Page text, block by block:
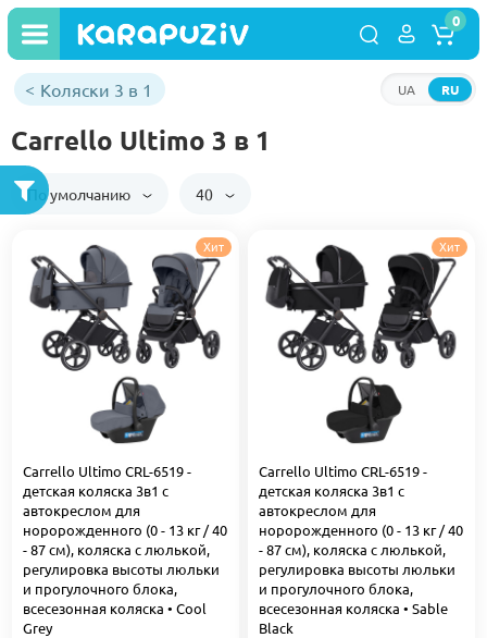
RU
UA
0
Коляски 3 в 1
Carrello Ultimo 3 в 1
По умолчанию 40
Хит
Carrello Ultimo CRL-6519 -
детская коляска 3в1 с
автокреслом для
норорожденного (0 - 13 кг / 40
- 87 см), коляска с люлькой,
регулировка высоты люльки
и прогулочного блока,
всесезонная коляска • Cool
Grey
Хит
Carrello Ultimo CRL-6519 -
детская коляска 3в1 с
автокреслом для
норорожденного (0 - 13 кг / 40
- 87 см), коляска с люлькой,
регулировка высоты люльки
и прогулочного блока,
всесезонная коляска • Sable
Black